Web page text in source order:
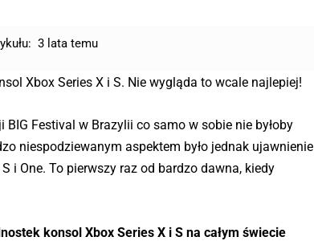
3 lata temu
Xbox Series X i S. Nie wygląda to wcale najlepiej!
Festival w Brazylii co samo w sobie nie byłoby
niespodziewanym aspektem było jednak ujawnienie
i One. To pierwszy raz od bardzo dawna, kiedy
konsol Xbox Series X i S na całym świecie